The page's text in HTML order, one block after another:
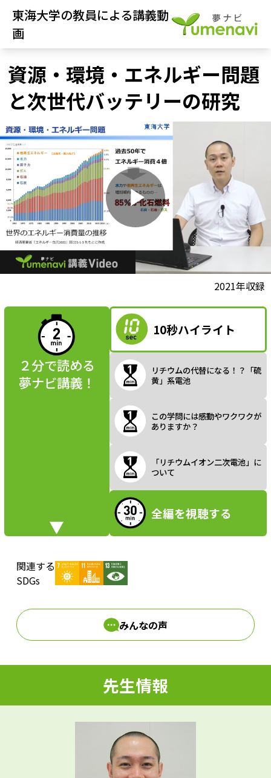
東海大学の教員による講義動
画
資源・環境・エネルギー問題
と次世代バッテリーの研究
P
a
y
V
i
e
o
2021年収録
２分で読める
夢ナビ講義！
10秒ハイライト
リチウムの代替になる！？「硫
黄」系電池
この学問には感動やワクワクが
ありますか？
「リチウムイオン二次電池」に
ついて
全編を視聴する
関連する
SDGs
みんなの声
先生情報